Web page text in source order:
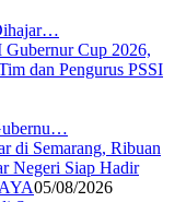
05/08/2026